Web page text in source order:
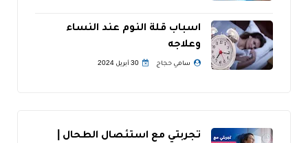
اسباب قلة النوم عند النساء
وعلاجه
سامي حجاج 30 أبريل 2024
تجربتي مع استئصال الطحال |